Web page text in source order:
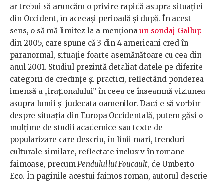
ar trebui să aruncăm o privire rapidă asupra situației
din Occident, în aceeași perioadă și după. În acest
sens, o să mă limitez la a menționa un sondaj Gallup
din 2005, care spune că 3 din 4 americani cred în
paranormal, situație foarte asemănătoare cu cea din
anul 2001. Studiul prezintă detaliat datele pe diferite
categorii de credințe și practici, reflectând ponderea
imensă a „iraționalului” în ceea ce înseamnă viziunea
asupra lumii și judecata oamenilor. Dacă e să vorbim
despre situația din Europa Occidentală, putem găsi o
mulțime de studii academice sau texte de
popularizare care descriu, în linii mari, trenduri
culturale similare, reflectate inclusiv în romane
faimoase, precum Pendulul lui Foucault, de Umberto
Eco. În paginile acestui faimos roman, autorul descrie